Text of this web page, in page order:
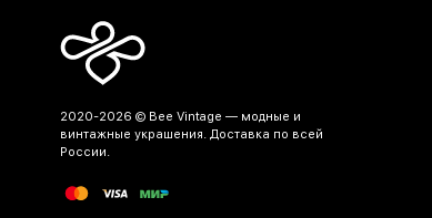
2020-2026 © Bee Vintage — модные и
винтажные украшения. Доставка по всей
России.